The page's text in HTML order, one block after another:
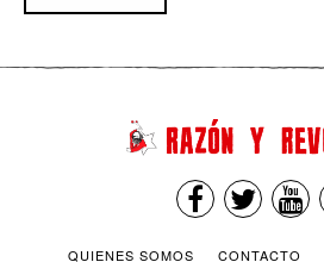
QUIENES SOMOS CONTACTO